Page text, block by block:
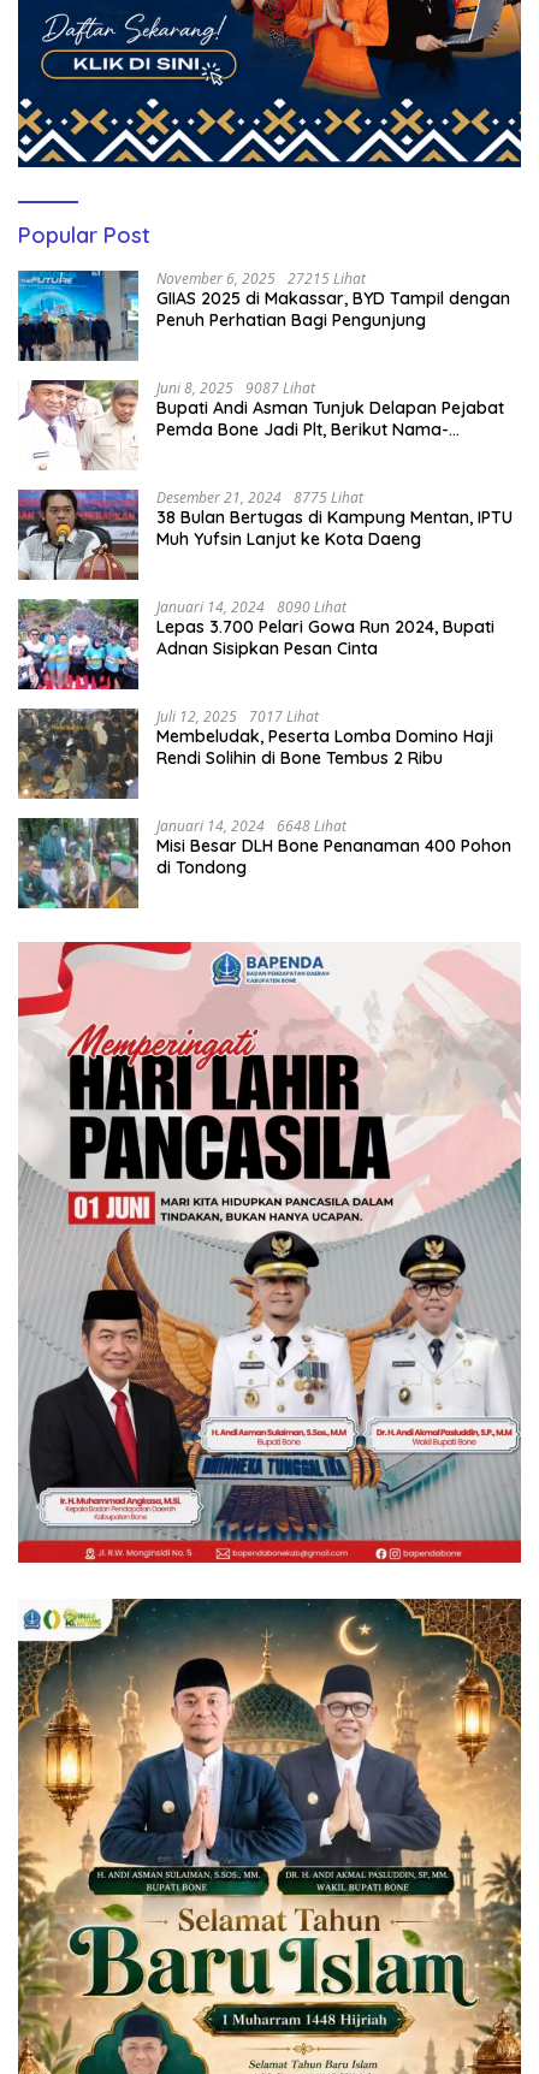
Popular Post
November 6, 2025 27215 Lihat
GIIAS 2025 di Makassar, BYD Tampil dengan
Penuh Perhatian Bagi Pengunjung
Juni 8, 2025 9087 Lihat
Bupati Andi Asman Tunjuk Delapan Pejabat
Pemda Bone Jadi Plt, Berikut Nama-
Desember 21, 2024 8775 Lihat
38 Bulan Bertugas di Kampung Mentan, IPTU
Muh Yufsin Lanjut ke Kota Daeng
Januari 14, 2024 8090 Lihat
Lepas 3.700 Pelari Gowa Run 2024, Bupati
Adnan Sisipkan Pesan Cinta
Juli 12, 2025 7017 Lihat
Membeludak, Peserta Lomba Domino Haji
Rendi Solihin di Bone Tembus 2 Ribu
Januari 14, 2024 6648 Lihat
Misi Besar DLH Bone Penanaman 400 Pohon
di Tondong